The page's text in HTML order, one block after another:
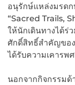
อนุรักษ์แหล่งมรด
“Sacred Trails,
ให้นักเดินทางได้
ศักดิ์สิทธิ์สำคัญขอ
ได้รับความเคารพ
นอกจากกิจกรรมด้